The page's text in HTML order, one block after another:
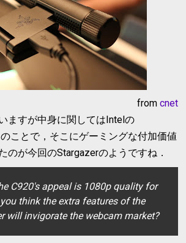
from cnet
ますが中身に関してはIntelの
ことで，そこにゲーミングな付加価値
のが今回のStargazerのようですね．
C920's appeal is 1080p quality for
think the extra features of the
will invigorate the webcam market?